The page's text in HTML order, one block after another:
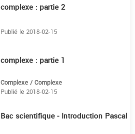
complexe : partie 2
Publié le 2018-02-15
complexe : partie 1
Complexe / Complexe
Publié le 2018-02-15
Bac scientifique - Introduction Pascal